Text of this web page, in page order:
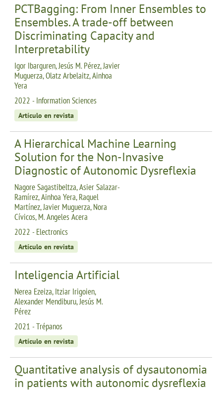
PCTBagging: From Inner Ensembles to
Ensembles. A trade-off between
Discriminating Capacity and
Interpretability
Igor Ibarguren, Jesús M. Pérez, Javier
Muguerza, Olatz Arbelaitz, Ainhoa
Yera
2022 - Information Sciences
Artículo en revista
A Hierarchical Machine Learning
Solution for the Non-Invasive
Diagnostic of Autonomic Dysreflexia
Nagore Sagastibeltza, Asier Salazar-
Ramírez, Ainhoa Yera, Raquel
Martínez, Javier Muguerza, Nora
Cívicos, M. Angeles Acera
2022 - Electronics
Artículo en revista
Inteligencia Artificial
Nerea Ezeiza, Itziar Irigoien,
Alexander Mendiburu, Jesús M.
Pérez
2021 - Trépanos
Artículo en revista
Quantitative analysis of dysautonomia
in patients with autonomic dysreflexia